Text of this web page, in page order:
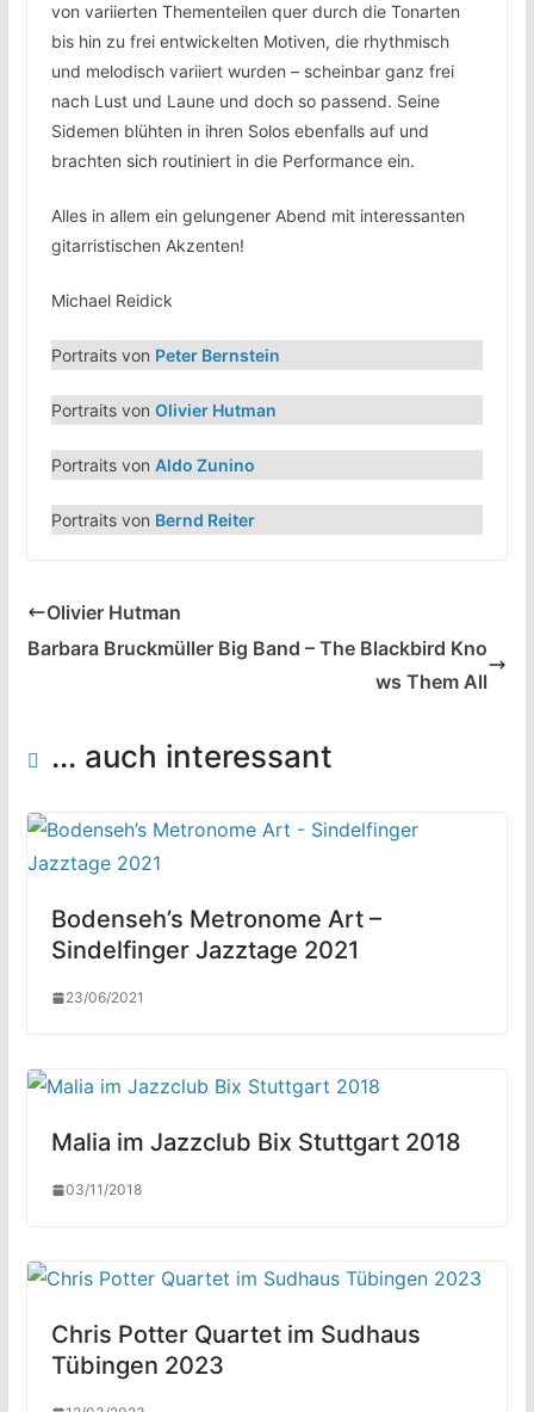
von variierten Thementeilen quer durch die Tonarten
bis hin zu frei entwickelten Motiven, die rhythmisch
und melodisch variiert wurden – scheinbar ganz frei
nach Lust und Laune und doch so passend. Seine
Sidemen blühten in ihren Solos ebenfalls auf und
brachten sich routiniert in die Performance ein.
Alles in allem ein gelungener Abend mit interessanten
gitarristischen Akzenten!
Michael Reidick
Portraits von Peter Bernstein
Portraits von Olivier Hutman
Portraits von Aldo Zunino
Portraits von Bernd Reiter
Olivier Hutman
Barbara Bruckmüller Big Band – The Blackbird Kno
ws Them All
... auch interessant
Bodenseh’s Metronome Art –
Sindelfinger Jazztage 2021
23/06/2021
Malia im Jazzclub Bix Stuttgart 2018
03/11/2018
Chris Potter Quartet im Sudhaus
Tübingen 2023